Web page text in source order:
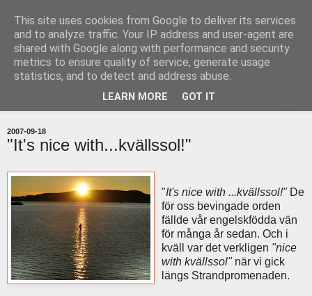
uddevallabloggen.se
med stort och smått från Uddevallas horisont
2007-09-18
"It's nice with...kvällssol!"
"It's nice with ...kvällssol!"De
för oss bevingade orden
fällde vår engelskfödda vän
för många år sedan. Och i
kväll var det verkligen "nice
with kvällssol"när vi gick
längs Strandpromenaden.
This site uses cookies from Google to deliver its services
and to analyze traffic. Your IP address and user-agent are
shared with Google along with performance and security
metrics to ensure quality of service, generate usage
statistics, and to detect and address abuse.
LEARN MORE GOT IT